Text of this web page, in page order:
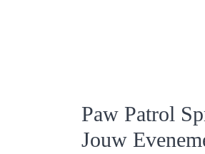
Paw Patrol
Jouw